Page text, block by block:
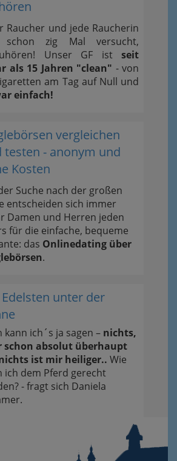
Raucher und jede Raucherin
zig Mal versucht,
Unser GF ist seit
als 15 Jahren "clean" - von
am Tag auf Null und
einfach!
vergleichen
testen - anonym und
Kosten
Suche nach der großen
entscheiden sich immer
Damen und Herren jeden
für die einfache, bequeme
das Onlinedating über
.
Edelsten unter der
kann ich´s ja sagen – nichts,
schon absolut überhaupt
ist mir heiliger.. Wie
ich dem Pferd gerecht
- fragt sich Daniela